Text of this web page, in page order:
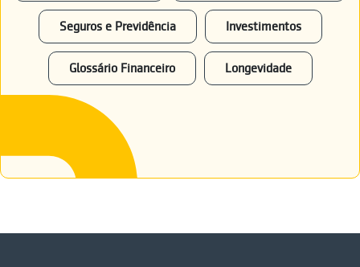
Seguros e Previdência Investimentos
Glossário Financeiro Longevidade